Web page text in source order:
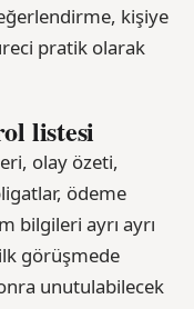
kişiye
pratik olarak
listesi
olay özeti,
ödeme
bilgileri ayrı ayrı
görüşmede
unutulabilecek